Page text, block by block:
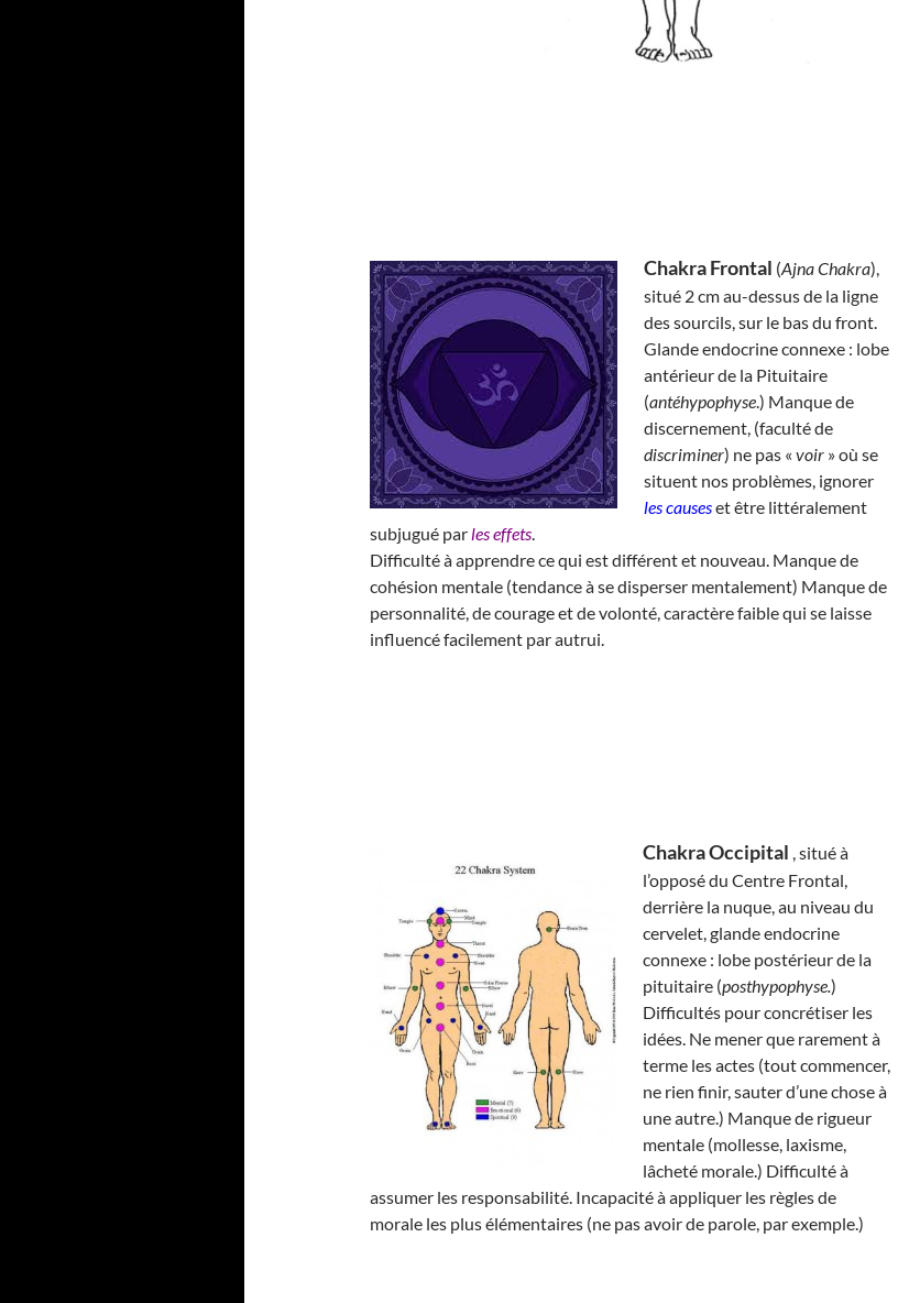
Chakra Frontal (Ajna Chakra),
situé 2 cm au-dessus de la ligne
des sourcils, sur le bas du front.
Glande endocrine connexe : lobe
antérieur de la Pituitaire
(antéhypophyse.) Manque de
discernement, (faculté de
discriminer) ne pas « voir » où se
situent nos problèmes, ignorer
les causeset être littéralement
subjugué parles effets.
Difficulté à apprendre ce qui est différent et nouveau. Manque de
cohésion mentale (tendance à se disperser mentalement) Manque de
personnalité, de courage et de volonté, caractère faible qui se laisse
influencé facilement par autrui.
Chakra Occipital , situé à
l’opposé du Centre Frontal,
derrière la nuque, au niveau du
cervelet, glande endocrine
connexe : lobe postérieur de la
pituitaire (posthypophyse.)
Difficultés pour concrétiser les
idées. Ne mener que rarement à
terme les actes (tout commencer,
ne rien finir, sauter d’une chose à
une autre.) Manque de rigueur
mentale (mollesse, laxisme,
lâcheté morale.) Difficulté à
assumer les responsabilité. Incapacité à appliquer les règles de
morale les plus élémentaires (ne pas avoir de parole, par exemple.)